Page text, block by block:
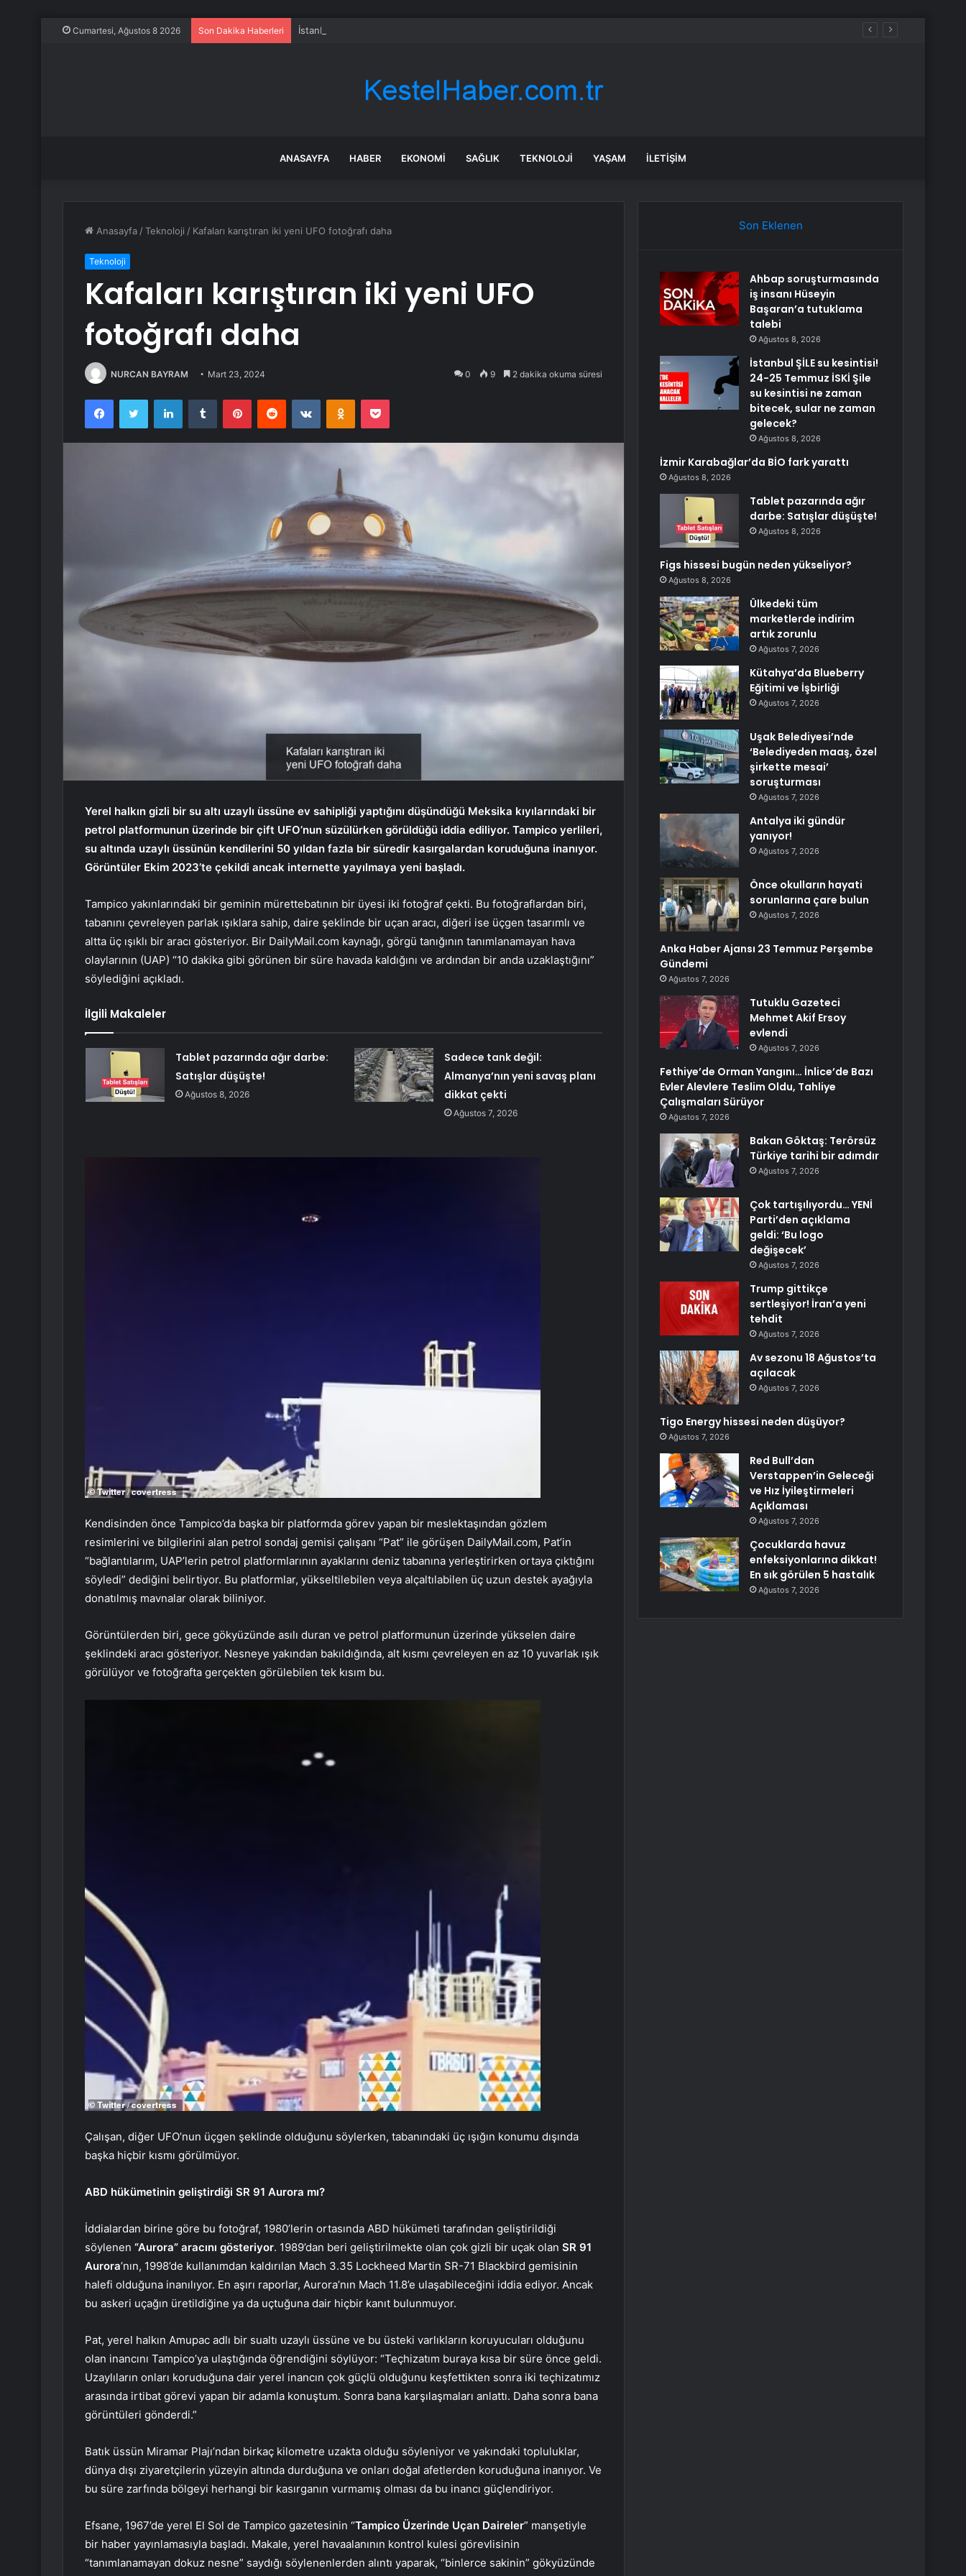
Cumartesi, Ağustos 8 2026 Son Dakika Haberleri İstanbul ŞİLE su kesintisi! 24-25 Temmuz İSKİ Şile su kesintisi ne zaman bitecek, sular ne zaman gelecek?
ANASAYFA HABER EKONOMI SAĞLIK TEKNOLOJI YAŞAM İLETIŞIM
Anasayfa /Teknoloji / Kafaları karıştıran iki yeni UFO fotoğrafı daha
Teknoloji
Kafaları karıştıran iki yeni UFO
fotoğrafı daha
NURCAN BAYRAM Mart 23, 2024 0 9 2 dakika okuma süresi
FacebookTwitter LinkedInTumblr PinterestReddit VKontakteOdnoklassniki
Pocket
Yerel halkın gizli bir su altı uzaylı üssüne ev sahipliği yaptığını düşündüğü Meksika kıyılarındaki bir
petrol platformunun üzerinde bir çift UFO’nun süzülürken görüldüğü iddia ediliyor. Tampico yerlileri,
su altında uzaylı üssünün kendilerini 50 yıldan fazla bir süredir kasırgalardan koruduğuna inanıyor.
Görüntüler Ekim 2023’te çekildi ancak internette yayılmaya yeni başladı.
Tampico yakınlarındaki bir geminin mürettebatının bir üyesi iki fotoğraf çekti. Bu fotoğraflardan biri,
tabanını çevreleyen parlak ışıklara sahip, daire şeklinde bir uçan aracı, diğeri ise üçgen tasarımlı ve
altta üç ışıklı bir aracı gösteriyor. Bir DailyMail.com kaynağı, görgü tanığının tanımlanamayan hava
olaylarının (UAP) “10 dakika gibi görünen bir süre havada kaldığını ve ardından bir anda uzaklaştığını”
söylediğini açıkladı.
İlgili Makaleler
Tablet pazarında ağır darbe:
Satışlar düşüşte!
Ağustos 8, 2026
Sadece tank değil:
Almanya’nın yeni savaş planı
dikkat çekti
Ağustos 7, 2026
Kendisinden önce Tampico’da başka bir platformda görev yapan bir meslektaşından gözlem
resimlerini ve bilgilerini alan petrol sondaj gemisi çalışanı “Pat” ile görüşen DailyMail.com, Pat’in
“bağlantılarım, UAP’lerin petrol platformlarının ayaklarını deniz tabanına yerleştirirken ortaya çıktığını
söyledi” dediğini belirtiyor. Bu platformlar, yükseltilebilen veya alçaltılabilen üç uzun destek ayağıyla
donatılmış mavnalar olarak biliniyor.
Görüntülerden biri, gece gökyüzünde asılı duran ve petrol platformunun üzerinde yükselen daire
şeklindeki aracı gösteriyor. Nesneye yakından bakıldığında, alt kısmı çevreleyen en az 10 yuvarlak ışık
görülüyor ve fotoğrafta gerçekten görülebilen tek kısım bu.
Çalışan, diğer UFO’nun üçgen şeklinde olduğunu söylerken, tabanındaki üç ışığın konumu dışında
başka hiçbir kısmı görülmüyor.
ABD hükümetinin geliştirdiği SR 91 Aurora mı?
İddialardan birine göre bu fotoğraf, 1980’lerin ortasında ABD hükümeti tarafından geliştirildiği
söylenen “Aurora” aracını gösteriyor. 1989’dan beri geliştirilmekte olan çok gizli bir uçak olan SR 91
Aurora’nın, 1998’de kullanımdan kaldırılan Mach 3.35 Lockheed Martin SR-71 Blackbird gemisinin
halefi olduğuna inanılıyor. En aşırı raporlar, Aurora’nın Mach 11.8’e ulaşabileceğini iddia ediyor. Ancak
bu askeri uçağın üretildiğine ya da uçtuğuna dair hiçbir kanıt bulunmuyor.
Pat, yerel halkın Amupac adlı bir sualtı uzaylı üssüne ve bu üsteki varlıkların koruyucuları olduğunu
olan inancını Tampico’ya ulaştığında öğrendiğini söylüyor: “Teçhizatım buraya kısa bir süre önce geldi.
Uzaylıların onları koruduğuna dair yerel inancın çok güçlü olduğunu keşfettikten sonra iki teçhizatımız
arasında irtibat görevi yapan bir adamla konuştum. Sonra bana karşılaşmaları anlattı. Daha sonra bana
görüntüleri gönderdi.”
Batık üssün Miramar Plajı’ndan birkaç kilometre uzakta olduğu söyleniyor ve yakındaki topluluklar,
dünya dışı ziyaretçilerin yüzeyin altında durduğuna ve onları doğal afetlerden koruduğuna inanıyor. Ve
bu süre zarfında bölgeyi herhangi bir kasırganın vurmamış olması da bu inancı güçlendiriyor.
Efsane, 1967’de yerel El Sol de Tampico gazetesinin “Tampico Üzerinde Uçan Daireler” manşetiyle
bir haber yayınlamasıyla başladı. Makale, yerel havaalanının kontrol kulesi görevlisinin
“tanımlanamayan dokuz nesne” saydığı söylenenlerden alıntı yaparak, “binlerce sakinin” gökyüzünde
Son Eklenen
Ahbap soruşturmasında
iş insanı Hüseyin
Başaran’a tutuklama
talebi
Ağustos 8, 2026
İstanbul ŞİLE su kesintisi!
24-25 Temmuz İSKİ Şile
su kesintisi ne zaman
bitecek, sular ne zaman
gelecek?
Ağustos 8, 2026
İzmir Karabağlar’da BİO fark yarattı
Ağustos 8, 2026
Tablet pazarında ağır
darbe: Satışlar düşüşte!
Ağustos 8, 2026
Figs hissesi bugün neden yükseliyor?
Ağustos 8, 2026
Ülkedeki tüm
marketlerde indirim
artık zorunlu
Ağustos 7, 2026
Kütahya’da Blueberry
Eğitimi ve İşbirliği
Ağustos 7, 2026
Uşak Belediyesi’nde
‘Belediyeden maaş, özel
şirkette mesai’
soruşturması
Ağustos 7, 2026
Antalya iki gündür
yanıyor!
Ağustos 7, 2026
Önce okulların hayati
sorunlarına çare bulun
Ağustos 7, 2026
Anka Haber Ajansı 23 Temmuz Perşembe
Gündemi
Ağustos 7, 2026
Tutuklu Gazeteci
Mehmet Akif Ersoy
evlendi
Ağustos 7, 2026
Fethiye’de Orman Yangını… İnlice’de Bazı
Evler Alevlere Teslim Oldu, Tahliye
Çalışmaları Sürüyor
Ağustos 7, 2026
Bakan Göktaş: Terörsüz
Türkiye tarihi bir adımdır
Ağustos 7, 2026
Çok tartışılıyordu… YENİ
Parti’den açıklama
geldi: ‘Bu logo
değişecek’
Ağustos 7, 2026
Trump gittikçe
sertleşiyor! İran’a yeni
tehdit
Ağustos 7, 2026
Av sezonu 18 Ağustos’ta
açılacak
Ağustos 7, 2026
Tigo Energy hissesi neden düşüyor?
Ağustos 7, 2026
Red Bull’dan
Verstappen’in Geleceği
ve Hız İyileştirmeleri
Açıklaması
Ağustos 7, 2026
Çocuklarda havuz
enfeksiyonlarına dikkat!
En sık görülen 5 hastalık
Ağustos 7, 2026